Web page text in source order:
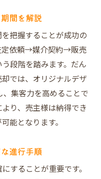
間を解説
把握することが成功の
定依頼→媒介契約→販売
段階を踏みます。だん
では、オリジナルデザ
集客力を高めることで
り、売主様は納得でき
能となります。
進行手順
することが重要です。